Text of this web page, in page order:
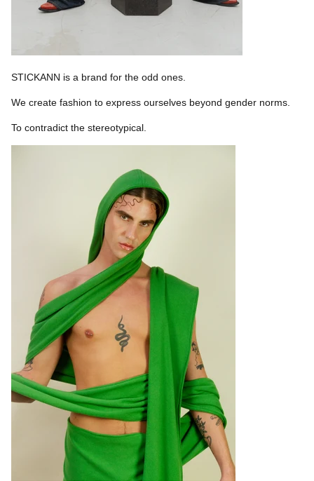
STICKANN is a brand for the odd ones.
We create fashion to express ourselves beyond gender norms.
To contradict the stereotypical.